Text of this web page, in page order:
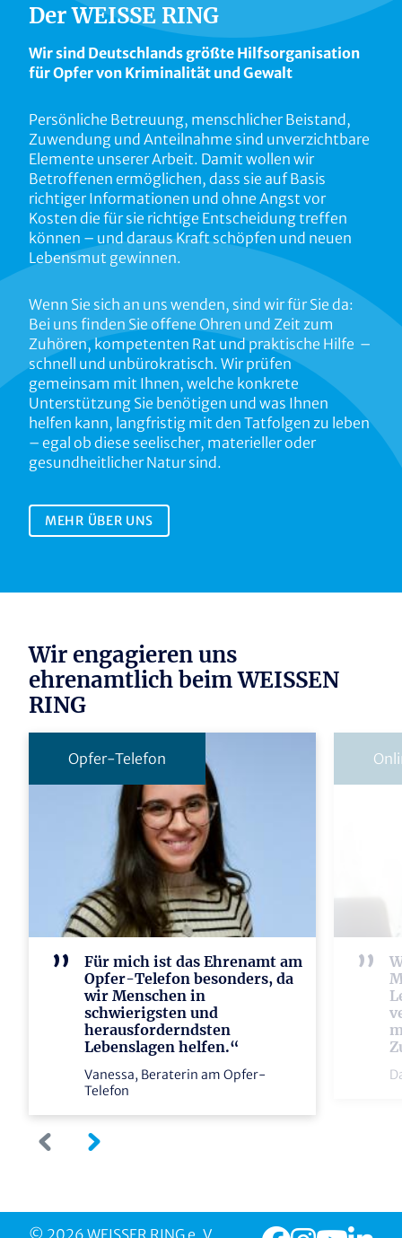
Der WEISSE RING
Wir sind Deutschlands größte Hilfsorganisation
für Opfer von Kriminalität und Gewalt
Persönliche Betreuung, menschlicher Beistand,
Zuwendung und Anteilnahme sind unverzichtbare
Elemente unserer Arbeit. Damit wollen wir
Betroffenen ermöglichen, dass sie auf Basis
richtiger Informationen und ohne Angst vor
Kosten die für sie richtige Entscheidung treffen
können – und daraus Kraft schöpfen und neuen
Lebensmut gewinnen.
Wenn Sie sich an uns wenden, sind wir für Sie da:
Bei uns finden Sie offene Ohren und Zeit zum
Zuhören, kompetenten Rat und praktische Hilfe –
schnell und unbürokratisch. Wir prüfen
gemeinsam mit Ihnen, welche konkrete
Unterstützung Sie benötigen und was Ihnen
helfen kann, langfristig mit den Tatfolgen zu leben
– egal ob diese seelischer, materieller oder
gesundheitlicher Natur sind.
MEHR ÜBER UNS
Wir engagieren uns
ehrenamtlich beim WEISSEN
RING
Opfer-Telefon
Für mich ist das Ehrenamt am
Opfer-Telefon besonders, da
wir Menschen in
schwierigsten und
herausforderndsten
Lebenslagen helfen.“
Vanessa, Beraterin am Opfer-
Telefon
© 2026 WEISSER RING e. V.